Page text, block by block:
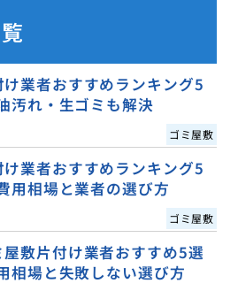
業者おすすめランキング5
汚れ・生ゴミも解決
ゴミ屋敷
業者おすすめランキング5
用相場と業者の選び方
ゴミ屋敷
敷片付け業者おすすめ5選
相場と失敗しない選び方